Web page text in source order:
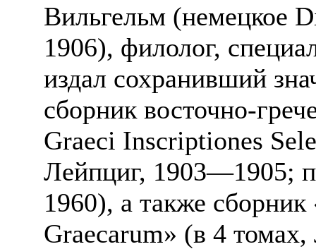
Вильгельм (немецкое
1906), филолог,
издал сохранивший
сборник восточно-
Graeci Inscriptiones
Лейпциг, 1903—1905;
1960), а также
Graecarum» (в 4